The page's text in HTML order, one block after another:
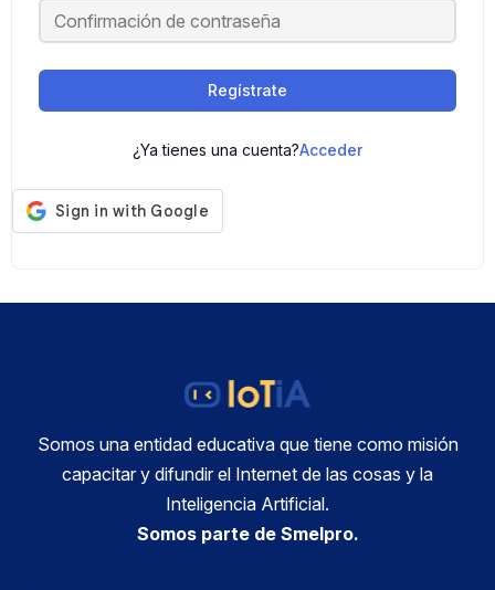
Regístrate
¿Ya tienes una cuenta?Acceder
Somos una entidad educativa que tiene como misión
capacitar y difundir el Internet de las cosas y la
Inteligencia Artificial.
Somos parte de Smelpro.